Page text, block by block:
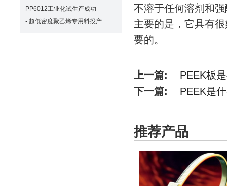
PP6012工业化试生产成功
▪ 超低密度聚乙烯专用料投产
不溶于任何溶剂和
主要的是，它具有
要的。
上一篇: PEEK板
下一篇: PEEK是
推荐产品